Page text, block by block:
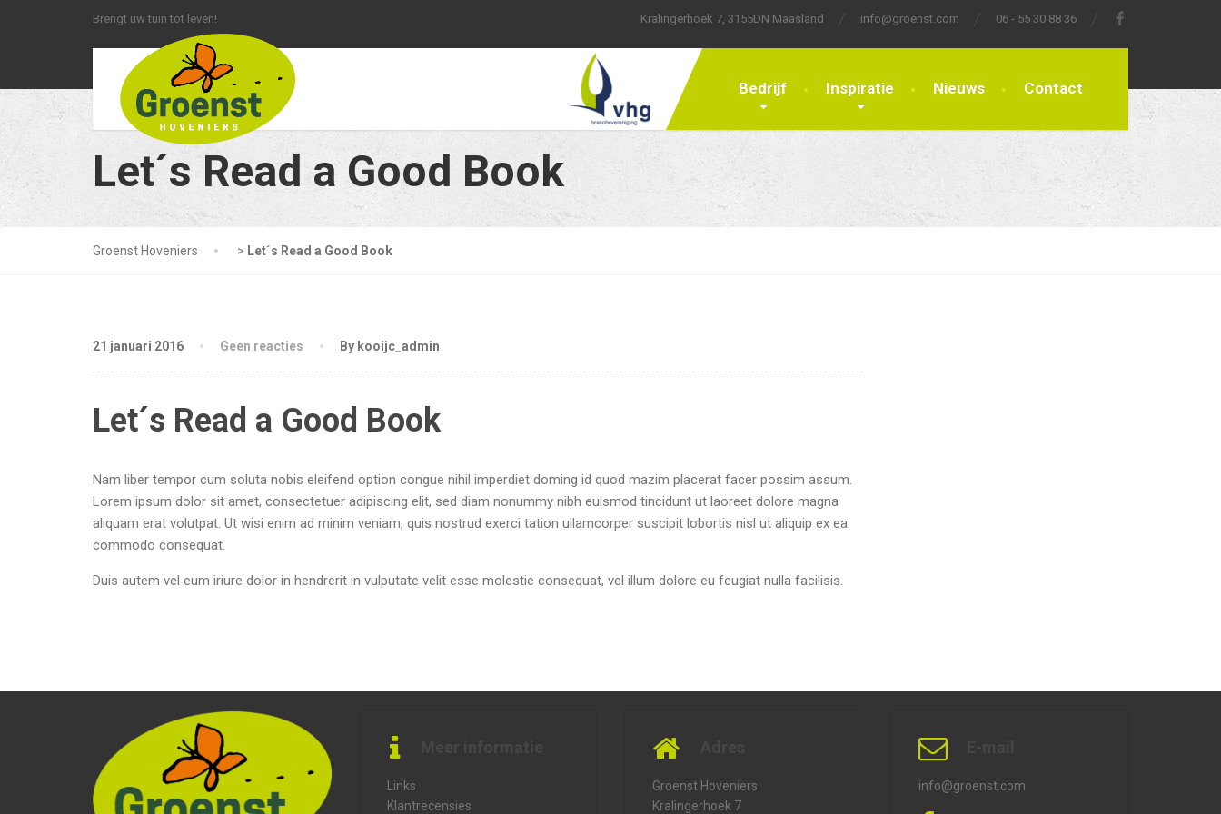
Brengt uw tuin tot leven! Kralingerhoek 7, 3155DN Maasland info@groenst.com 06 - 55 30 88 36
Bedrijf Inspiratie Nieuws Contact
Let´s Read a Good Book
Groenst Hoveniers > Let´s Read a Good Book
21 januari 2016 Geen reacties By kooijc_admin
Let´s Read a Good Book
Nam liber tempor cum soluta nobis eleifend option congue nihil imperdiet doming id quod mazim placerat facer possim assum.
Lorem ipsum dolor sit amet, consectetuer adipiscing elit, sed diam nonummy nibh euismod tincidunt ut laoreet dolore magna
aliquam erat volutpat. Ut wisi enim ad minim veniam, quis nostrud exerci tation ullamcorper suscipit lobortis nisl ut aliquip ex ea
commodo consequat.
Duis autem vel eum iriure dolor in hendrerit in vulputate velit esse molestie consequat, vel illum dolore eu feugiat nulla facilisis.
Links
Klantrecensies
Groenst Hoveniers
Kralingerhoek 7
info@groenst.com